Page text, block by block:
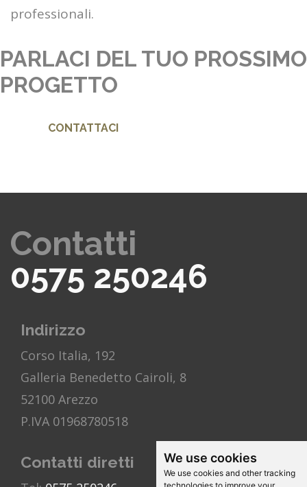
We use cookies
We use cookies and other tracking
professionali.
PARLACI DEL TUO PROSSIMO
PROGETTO
CONTATTACI
Contatti
0575 250246
Indirizzo
Corso Italia, 192
Galleria Benedetto Cairoli, 8
52100 Arezzo
P.IVA 01968780518
Contatti diretti